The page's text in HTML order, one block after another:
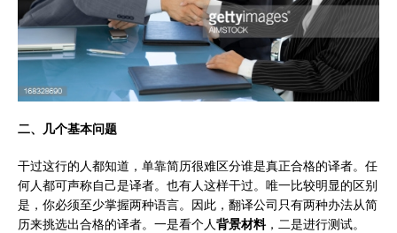
二、几个基本问题
干过这行的人都知道，单靠简历很难区分谁是真正合格的译者。任
何人都可声称自己是译者。也有人这样干过。唯一比较明显的区别
是，你必须至少掌握两种语言。因此，翻译公司只有两种办法从简
历来挑选出合格的译者。一是看个人背景材料，二是进行测试。